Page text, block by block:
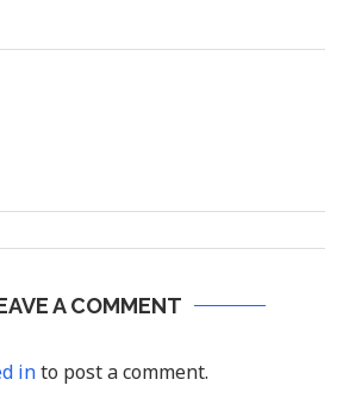
A COMMENT
into post a comment.